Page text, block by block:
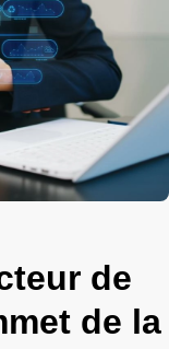
de
de la